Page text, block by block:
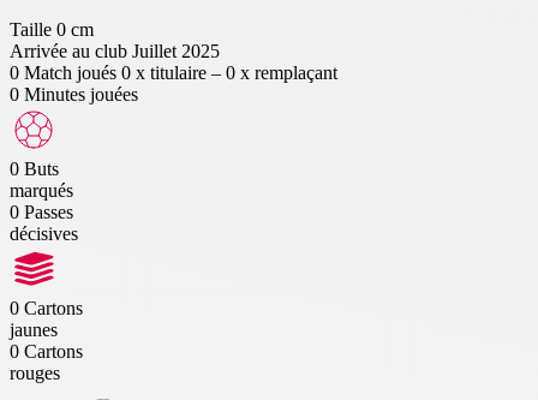
Taille 0 cm
Arrivée au club Juillet 2025
0 Match joués 0 x titulaire – 0 x remplaçant
0 Minutes jouées
0 Buts
marqués
0 Passes
décisives
0 Cartons
jaunes
0 Cartons
rouges